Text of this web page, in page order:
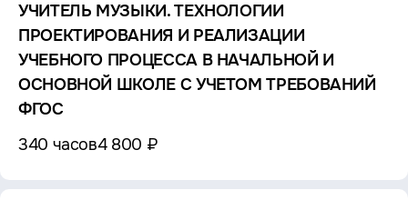
УЧИТЕЛЬ МУЗЫКИ. ТЕХНОЛОГИИ
ПРОЕКТИРОВАНИЯ И РЕАЛИЗАЦИИ
УЧЕБНОГО ПРОЦЕССА В НАЧАЛЬНОЙ И
ОСНОВНОЙ ШКОЛЕ С УЧЕТОМ ТРЕБОВАНИЙ
ФГОС
340 часов4 800 ₽